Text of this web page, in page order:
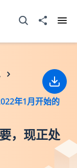
打开搜寻器分享至
年1月开始的
，现正处
下载